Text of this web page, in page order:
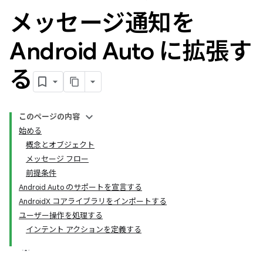
メッセージ通知を
Android Auto に拡張す
る
このページの内容
始める
概念とオブジェクト
メッセージ フロー
前提条件
Android Auto のサポートを宣言する
AndroidX コアライブラリをインポートする
ユーザー操作を処理する
インテント アクションを定義する